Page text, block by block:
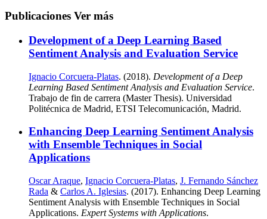
Publicaciones Ver más
Development of a Deep Learning Based
Sentiment Analysis and Evaluation Service
Ignacio Corcuera-Platas. (2018). Development of a Deep
Learning Based Sentiment Analysis and Evaluation Service.
Trabajo de fin de carrera (Master Thesis). Universidad
Politécnica de Madrid, ETSI Telecomunicación, Madrid.
Enhancing Deep Learning Sentiment Analysis
with Ensemble Techniques in Social
Applications
Oscar Araque, Ignacio Corcuera-Platas, J. Fernando Sánchez
Rada & Carlos A. Iglesias. (2017). Enhancing Deep Learning
Sentiment Analysis with Ensemble Techniques in Social
Applications. Expert Systems with Applications.